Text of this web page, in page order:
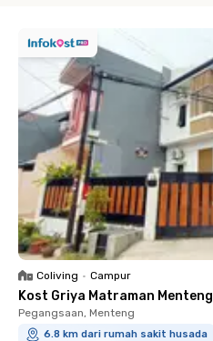
Coliving • Campur
Kost Griya Matraman Menteng
Pegangsaan, Menteng
6.8 km dari rumah sakit husada